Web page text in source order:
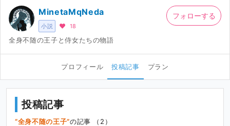
小説
MinetaMqNeda
18
全身不随の王子と侍女たちの物語
フォローする
プロフィール 投稿記事 プラン
投稿記事
全身不随の王子 の記事 （2）